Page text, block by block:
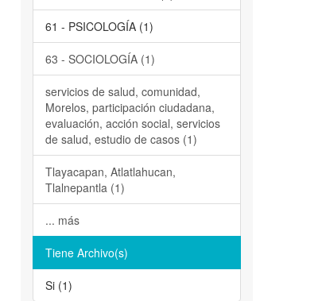
61 - PSICOLOGÍA (1)
63 - SOCIOLOGÍA (1)
servicios de salud, comunidad,
Morelos, participación ciudadana,
evaluación, acción social, servicios
de salud, estudio de casos (1)
Tlayacapan, Atlatlahucan,
Tlalnepantla (1)
... más
Tiene Archivo(s)
Si (1)